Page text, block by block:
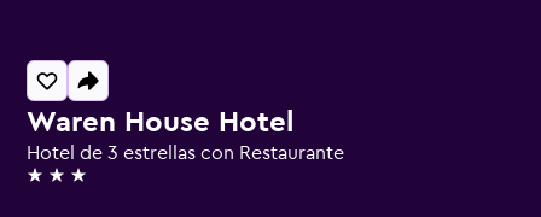
Waren House Hotel
Hotel de 3 estrellas con Restaurante
3 estrellas